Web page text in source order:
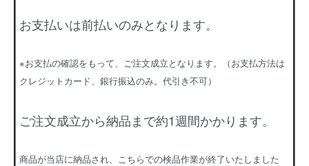
お支払いは前払いのみとなります。
※お支払の確認をもって、ご注文成立となります。（お支払方法は
クレジットカード、銀行振込のみ。代引き不可）
ご注文成立から納品まで約1週間かかります。
商品が当店に納品され、こちらでの検品作業が終了いたしました